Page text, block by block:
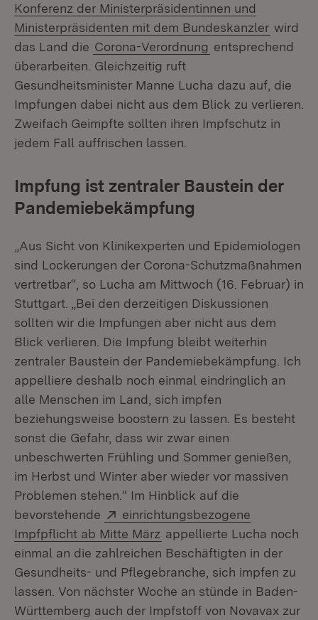
Konferenz der Ministerpräsidentinnen und
Ministerpräsidenten mit dem Bundeskanzler (Öffnet
wird
das Land die Corona-Verordnung entsprechend
überarbeiten. Gleichzeitig ruft
Gesundheitsminister Manne Lucha dazu auf, die
Impfungen dabei nicht aus dem Blick zu verlieren.
Zweifach Geimpfte sollten ihren Impfschutz in
jedem Fall auffrischen lassen.
Impfung ist zentraler Baustein der
Pandemiebekämpfung
„Aus Sicht von Klinikexperten und Epidemiologen
sind Lockerungen der Corona-Schutzmaßnahmen
vertretbar“, so Lucha am Mittwoch (16. Februar) in
Stuttgart. „Bei den derzeitigen Diskussionen
sollten wir die Impfungen aber nicht aus dem
Blick verlieren. Die Impfung bleibt weiterhin
zentraler Baustein der Pandemiebekämpfung. Ich
appelliere deshalb noch einmal eindringlich an
alle Menschen im Land, sich impfen
beziehungsweise boostern zu lassen. Es besteht
sonst die Gefahr, dass wir zwar einen
unbeschwerten Frühling und Sommer genießen,
im Herbst und Winter aber wieder vor massiven
Problemen stehen.“ Im Hinblick auf die
bevorstehende
Extern:
einrichtungsbezogene
Impfpflicht ab Mitte März (Öffnet in neuem Fenster)
appellierte Lucha noch
einmal an die zahlreichen Beschäftigten in der
Gesundheits- und Pflegebranche, sich impfen zu
lassen. Von nächster Woche an stünde in Baden-
Württemberg auch der Impfstoff von Novavax zur